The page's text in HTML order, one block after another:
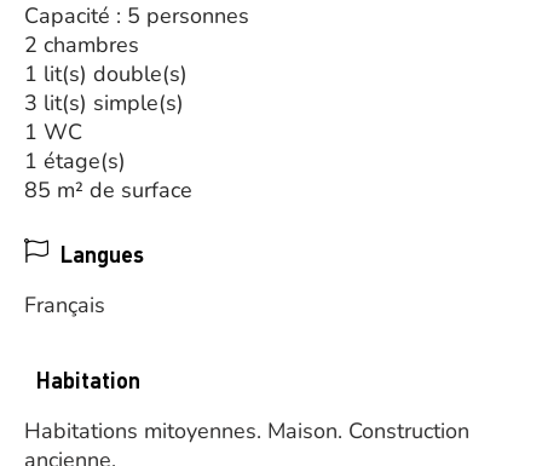
Capacité : 5 personnes
2 chambres
1 lit(s) double(s)
3 lit(s) simple(s)
1 WC
1 étage(s)
85 m² de surface
Langues
Français
Habitation
Habitations mitoyennes. Maison. Construction
ancienne.